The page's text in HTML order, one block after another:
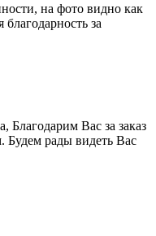
на фото видно как
благодарность за
Благодарим Вас за заказ
Будем рады видеть Вас